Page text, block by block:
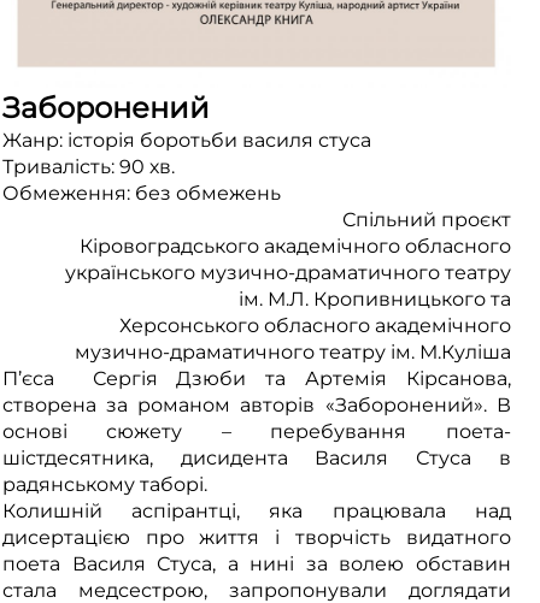
Заборонений
Жанр: історія боротьби василя стуса
Тривалість: 90 хв.
Обмеження: без обмежень
Спільний проєкт
Кіровоградського академічного обласного
українського музично-драматичного театру
ім. М.Л. Кропивницького та
Херсонського обласного академічного
музично-драматичного театру ім. М.Куліша
П’єса Сергія Дзюби та Артемія Кірсанова,
створена за романом авторів «Заборонений». В
основі сюжету – перебування поета-
шістдесятника, дисидента Василя Стуса в
радянському таборі.
Колишній аспірантці, яка працювала над
дисертацією про життя і творчість видатного
поета Василя Стуса, а нині за волею обставин
стала медсестрою, запропонували доглядати